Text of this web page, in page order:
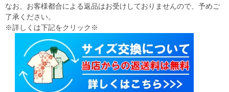
なお、お客様都合による返品はお受けしておりませんので、予めご
了承ください。
※詳しくは下記をクリック※